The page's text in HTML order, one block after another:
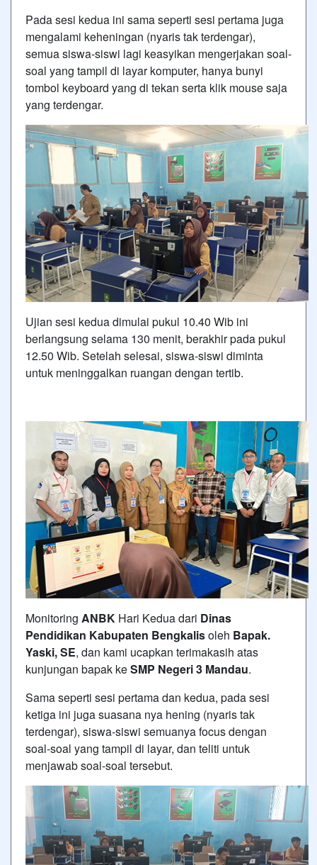
Pada sesi kedua ini sama seperti sesi pertama juga
mengalami keheningan (nyaris tak terdengar),
semua siswa-siswi lagi keasyikan mengerjakan soal-
soal yang tampil di layar komputer, hanya bunyi
tombol keyboard yang di tekan serta klik mouse saja
yang terdengar.
Ujian sesi kedua dimulai pukul 10.40 Wib ini
berlangsung selama 130 menit, berakhir pada pukul
12.50 Wib. Setelah selesai, siswa-siswi diminta
untuk meninggalkan ruangan dengan tertib.
Monitoring ANBK Hari Kedua dari Dinas
Pendidikan Kabupaten Bengkalisoleh Bapak.
Yaski, SE, dan kami ucapkan terimakasih atas
kunjungan bapak keSMP Negeri 3 Mandau.
Sama seperti sesi pertama dan kedua, pada sesi
ketiga ini juga suasana nya hening (nyaris tak
terdengar), siswa-siswi semuanya focus dengan
soal-soal yang tampil di layar, dan teliti untuk
menjawab soal-soal tersebut.